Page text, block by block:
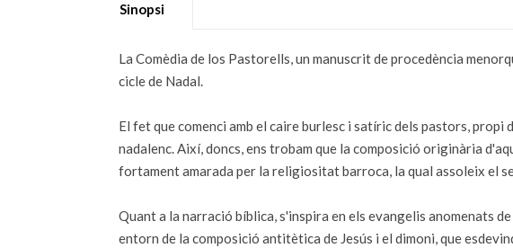
Sinopsi
La Comèdia de los Pastorells, un manuscrit de procedència
cicle de Nadal.
El fet que comenci amb el caire burlesc i satíric dels pastors,
nadalenc. Així, doncs, ens trobam que la composició originària
fortament amarada per la religiositat barroca, la qual assoleix el
Quant a la narració bíblica, s'inspira en els evangelis anomenats
entorn de la composició antitètica de Jesús i el dimoni, que